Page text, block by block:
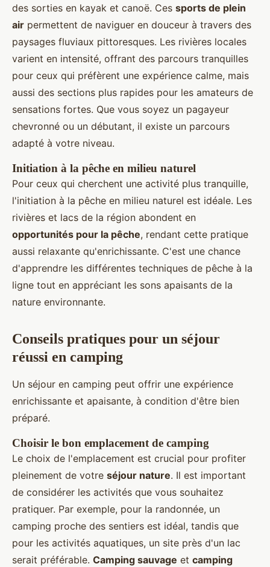
des sorties en kayak et canoë. Ces sports de plein
air permettent de naviguer en douceur à travers des
paysages fluviaux pittoresques. Les rivières locales
varient en intensité, offrant des parcours tranquilles
pour ceux qui préfèrent une expérience calme, mais
aussi des sections plus rapides pour les amateurs de
sensations fortes. Que vous soyez un pagayeur
chevronné ou un débutant, il existe un parcours
adapté à votre niveau.
Initiation à la pêche en milieu naturel
Pour ceux qui cherchent une activité plus tranquille,
l'initiation à la pêche en milieu naturel est idéale. Les
rivières et lacs de la région abondent en
opportunités pour la pêche, rendant cette pratique
aussi relaxante qu'enrichissante. C'est une chance
d'apprendre les différentes techniques de pêche à la
ligne tout en appréciant les sons apaisants de la
nature environnante.
Conseils pratiques pour un séjour
réussi en camping
Un séjour en camping peut offrir une expérience
enrichissante et apaisante, à condition d'être bien
préparé.
Choisir le bon emplacement de camping
Le choix de l'emplacement est crucial pour profiter
pleinement de votre séjour nature. Il est important
de considérer les activités que vous souhaitez
pratiquer. Par exemple, pour la randonnée, un
camping proche des sentiers est idéal, tandis que
pour les activités aquatiques, un site près d'un lac
serait préférable. Camping sauvage et camping